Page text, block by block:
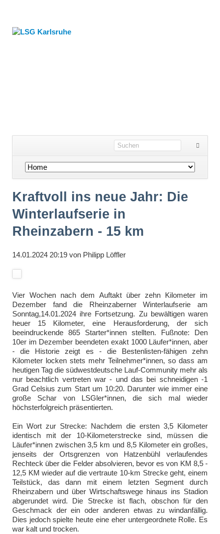
Navigation
Kraftvoll ins neue Jahr: Die
Winterlaufserie in
Rheinzabern - 15 km
14.01.2024 20:19von Philipp Löffler
Vier Wochen nach dem Auftakt über zehn Kilometer im
Dezember fand die Rheinzaberner Winterlaufserie am
Sonntag,14.01.2024 ihre Fortsetzung. Zu bewältigen waren
heuer 15 Kilometer, eine Herausforderung, der sich
beeindruckende 865 Starter*innen stellten. Fußnote: Den
10er im Dezember beendeten exakt 1000 Läufer*innen, aber
- die Historie zeigt es - die Bestenlisten-fähigen zehn
Kilometer locken stets mehr Teilnehmer*innen, so dass am
heutigen Tag die südwestdeutsche Lauf-Community mehr als
nur beachtlich vertreten war - und das bei schneidigen -1
Grad Celsius zum Start um 10:20. Darunter wie immer eine
große Schar von LSGler*innen, die sich mal wieder
höchsterfolgreich präsentierten.
Ein Wort zur Strecke: Nachdem die ersten 3,5 Kilometer
identisch mit der 10-Kilometerstrecke sind, müssen die
Läufer*innen zwischen 3,5 km und 8,5 Kilometer ein großes,
jenseits der Ortsgrenzen von Hatzenbühl verlaufendes
Rechteck über die Felder absolvieren, bevor es von KM 8,5 -
12,5 KM wieder auf die vertraute 10-km Strecke geht, einem
Teilstück, das dann mit einem letzten Segment durch
Rheinzabern und über Wirtschaftswege hinaus ins Stadion
abgerundet wird. Die Strecke ist flach, obschon für den
Geschmack der ein oder anderen etwas zu windanfällig.
Dies jedoch spielte heute eine eher untergeordnete Rolle. Es
war kalt und trocken.